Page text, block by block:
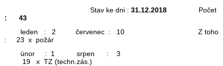
Stav ke dni : 31.12.2018 Počet
: 43
leden : 2 červenec : 10 Z toho
: 23 x požár
únor : 1 srpen : 3
19 x TZ (techn.zás.)